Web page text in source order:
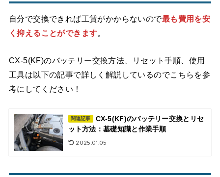
自分で交換できれば工賃がかからないので最も費用を安
く抑えることができます。
CX-5(KF)のバッテリー交換方法、リセット手順、使用
工具は以下の記事で詳しく解説しているのでこちらを参
考にしてください！
関連記事
CX-5(KF)のバッテリー交換とリセ
ット方法：基礎知識と作業手順
2025.01.05